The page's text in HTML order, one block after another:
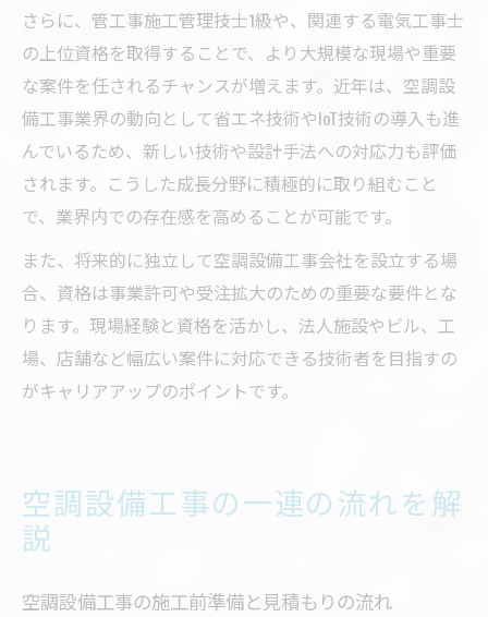
さらに、管工事施工管理技士1級や、関連する電気工事士
の上位資格を取得することで、より大規模な現場や重要
な案件を任されるチャンスが増えます。近年は、空調設
備工事業界の動向として省エネ技術やIoT技術の導入も進
んでいるため、新しい技術や設計手法への対応力も評価
されます。こうした成長分野に積極的に取り組むこと
で、業界内での存在感を高めることが可能です。
また、将来的に独立して空調設備工事会社を設立する場
合、資格は事業許可や受注拡大のための重要な要件とな
ります。現場経験と資格を活かし、法人施設やビル、工
場、店舗など幅広い案件に対応できる技術者を目指すの
がキャリアアップのポイントです。
空調設備工事の一連の流れを解
説
空調設備工事の施工前準備と見積もりの流れ